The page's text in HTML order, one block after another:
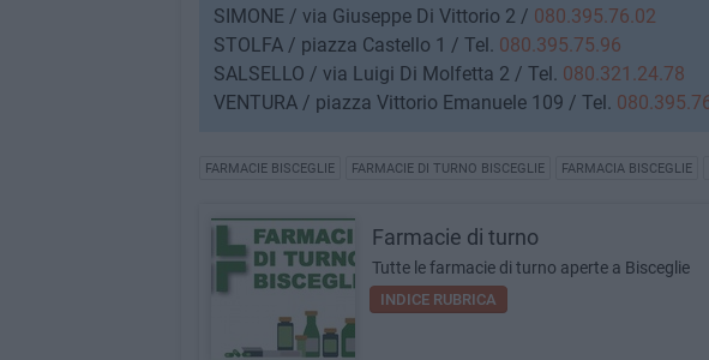
SIMONE / via Giuseppe Di Vittorio 2 / 080.395.76.02
STOLFA / piazza Castello 1 / Tel. 080.395.75.96
SALSELLO / via Luigi Di Molfetta 2 / Tel. 080.321.24.78
VENTURA / piazza Vittorio Emanuele 109 / Tel.
FARMACIE BISCEGLIE FARMACIE DI TURNO BISCEGLIE FARMACIA BISCEGLIE
Farmacie di turno
Tutte le farmacie di turno aperte a Bisceglie
INDICE RUBRICA